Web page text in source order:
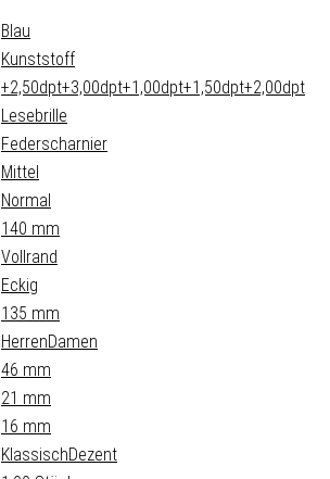
Blau
Kunststoff
+2,50dpt+3,00dpt+1,00dpt+1,50dpt+2,00dpt
Lesebrille
Federscharnier
Mittel
Normal
140 mm
Vollrand
Eckig
135 mm
HerrenDamen
46 mm
21 mm
16 mm
KlassischDezent